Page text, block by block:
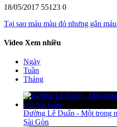
18/05/2017 55123 0
Tại sao máu màu đỏ nhưng gân
Video Xem nhiều
Ngày
Tuần
Tháng
Đường Lê Duẩn - Một trong
Sài Gòn